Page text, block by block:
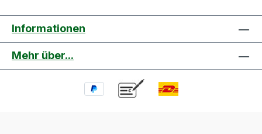
Informationen
Mehr über...